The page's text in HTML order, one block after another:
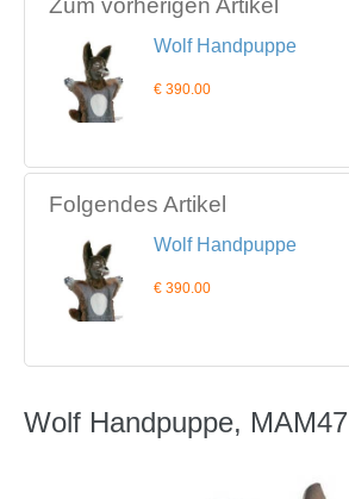
Zum vorherigen Artikel
Wolf Handpuppe
€ 390.00
Folgendes Artikel
Wolf Handpuppe
€ 390.00
Wolf Handpuppe, MAM47